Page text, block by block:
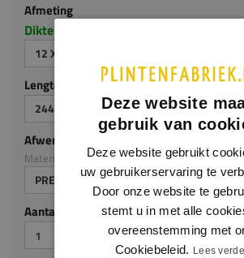
Afmeting
Dikte x hoogte in millimeters
12 X 140 MM
Lengte (mm)
2440 MM
Afwerking
Materiaal: MDF v313
PREMIUM AFGELAKT
Aantal stuks
Deze website
gebruik van
Deze website gebruikt
uw gebruikerservaring te
Door onze website te
stemt u in met alle
overeenstemming met
Cookiebeleid. Lees